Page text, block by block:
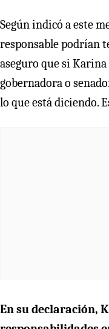
Según indicó a este
responsable podrían
aseguro que si
gobernadora o
lo que está diciendo.
En su declaración,